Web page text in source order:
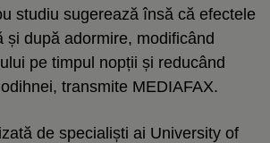
studiu sugerează însă că efectele
și după adormire, modificând
pe timpul nopții și reducând
transmite MEDIAFAX.
de specialiști ai University of